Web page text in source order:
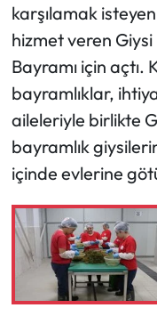
karşılamak
hizmet veren Giysi
Bayramı için açtı.
bayramlıklar,
aileleriyle birlikte
bayramlık
içinde evlerine